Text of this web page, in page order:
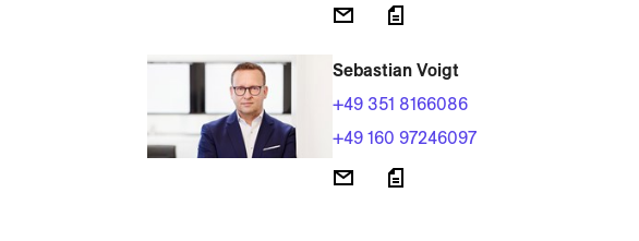
Sebastian Voigt
+49 351 8166086
+49 160 97246097